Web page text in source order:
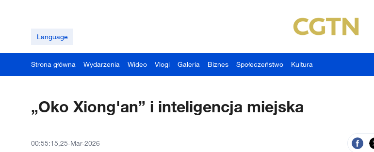
Language
Strona główna Wydarzenia Wideo Vlogi Galeria Biznes Społeczeństwo Kultura
„Oko Xiong'an” i inteligencja miejska
00:55:15,25-Mar-2026